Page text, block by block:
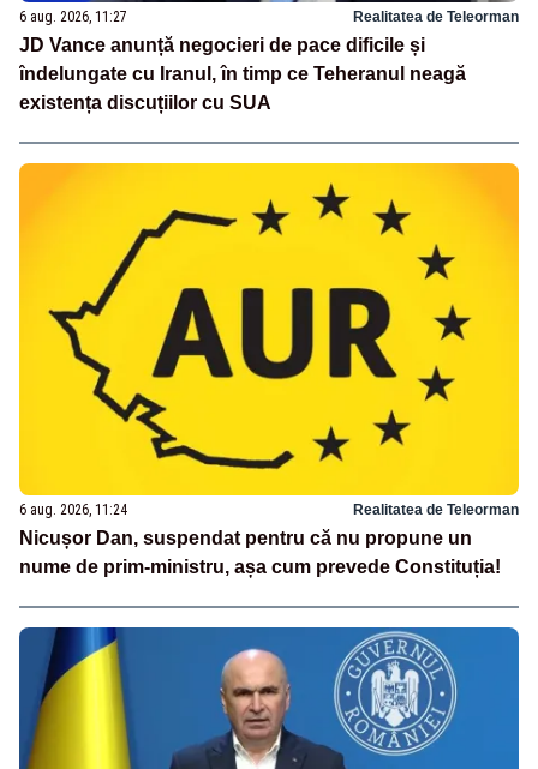
6 aug. 2026, 11:27 Realitatea de Teleorman
JD Vance anunță negocieri de pace dificile și
îndelungate cu Iranul, în timp ce Teheranul neagă
existența discuțiilor cu SUA
6 aug. 2026, 11:24 Realitatea de Teleorman
Nicușor Dan, suspendat pentru că nu propune un
nume de prim-ministru, așa cum prevede Constituția!